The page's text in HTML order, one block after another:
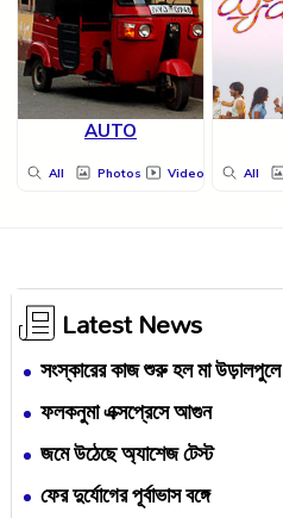
AUTO
All Photos Videos All
Latest News
সংস্কারের কাজ শুরু হল মা উড়ালপুলে
ফলকনুমা এক্সপ্রেসে আগুন
জমে উঠেছে অ্যাশেজ টেস্ট
ফের দুর্যোগের পূর্বাভাস বঙ্গে